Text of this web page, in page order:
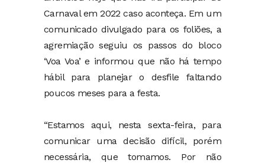
Carnaval em 2022 caso aconteça. Em um
comunicado divulgado para os foliões, a
agremiação seguiu os passos do bloco
‘Voa Voa’ e informou que não há tempo
hábil para planejar o desfile faltando
poucos meses para a festa.
“Estamos aqui, nesta sexta-feira, para
comunicar uma decisão difícil, porém
necessária, que tomamos. Por não